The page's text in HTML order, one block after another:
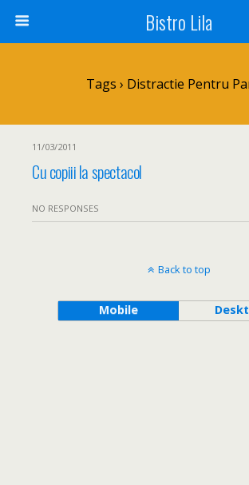
Bistro Lila
Tags › Distractie Pentru
11/03/2011
Cu copiii la spectacol
NO RESPONSES
Back to top
Mobile